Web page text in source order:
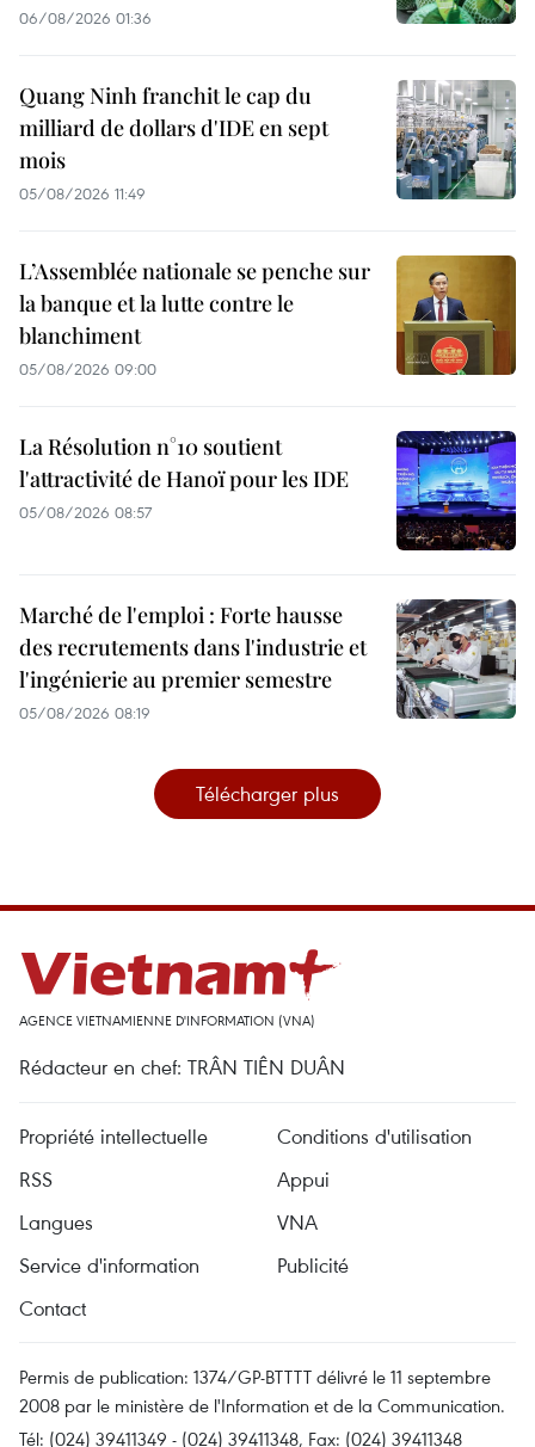
06/08/2026 01:36
Quang Ninh franchit le cap du
milliard de dollars d'IDE en sept
mois
05/08/2026 11:49
L’Assemblée nationale se penche sur
la banque et la lutte contre le
blanchiment
05/08/2026 09:00
La Résolution n°10 soutient
l'attractivité de Hanoï pour les IDE
05/08/2026 08:57
Marché de l'emploi : Forte hausse
des recrutements dans l'industrie et
l'ingénierie au premier semestre
05/08/2026 08:19
Télécharger plus
AGENCE VIETNAMIENNE D'INFORMATION (VNA)
Rédacteur en chef: TRÂN TIÊN DUÂN
Propriété intellectuelle
Conditions d'utilisation
RSS
Appui
Langues
VNA
Service d'information
Publicité
Contact
Permis de publication: 1374/GP-BTTTT délivré le 11 septembre
2008 par le ministère de l'Information et de la Communication.
Tél: (024) 39411349 - (024) 39411348, Fax: (024) 39411348